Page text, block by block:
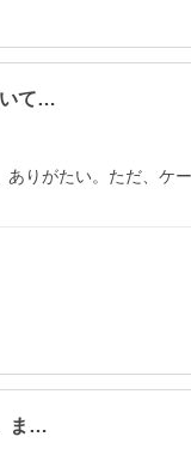
いて…
りがたい。ただ、ケ
ま…